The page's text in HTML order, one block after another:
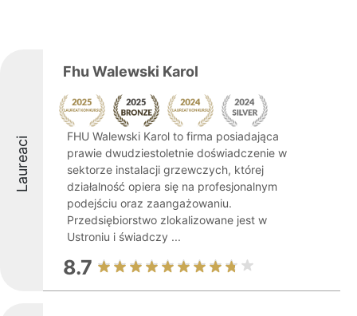
Laureaci
Fhu Walewski Karol
FHU Walewski Karol to firma posiadająca
prawie dwudziestoletnie doświadczenie w
sektorze instalacji grzewczych, której
działalność opiera się na profesjonalnym
podejściu oraz zaangażowaniu.
Przedsiębiorstwo zlokalizowane jest w
Ustroniu i świadczy ...
8.7